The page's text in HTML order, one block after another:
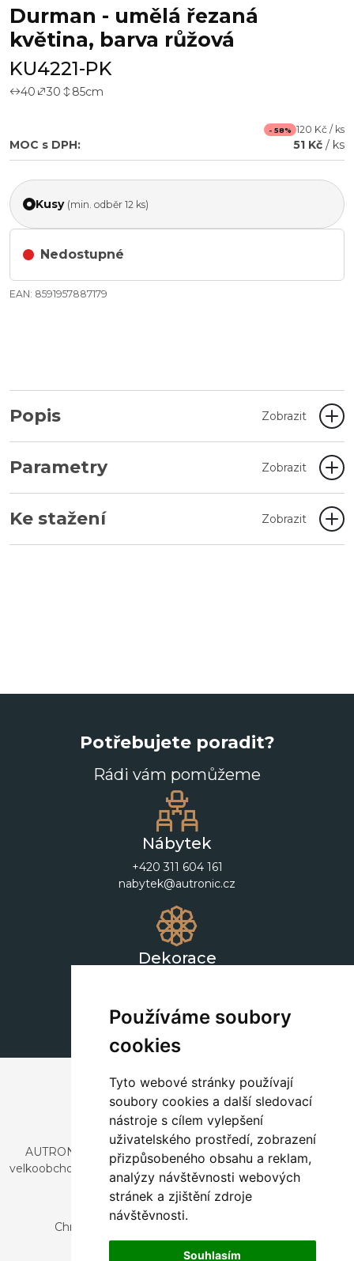
Používáme soubory
cookies
Tyto webové stránky používají
soubory cookies a další sledovací
nástroje s cílem vylepšení
uživatelského prostředí, zobrazení
přizpůsobeného obsahu a reklam,
analýzy návštěvnosti webových
stránek a zjištění zdroje
návštěvnosti.
Souhlasím
Durman - umělá řezaná
květina, barva růžová
KU4221-PK
40 30 85cm
- 58% 120 Kč / ks
MOC s DPH: 51 Kč / ks
Kusy (min. odběr 12 ks)
Nedostupné
EAN: 8591957887179
Popis Zobrazit
Parametry Zobrazit
Ke stažení Zobrazit
Potřebujete poradit?
Rádi vám pomůžeme
Nábytek
+420 311 604 161
nabytek@autronic.cz
Dekorace
AUTRONIC, s.r.o. je společnost zabývající se dovozem a
velkoobchodním prodejem designového i stylového nábytku
a dekorací.
Česká republika
Chrustenice 270, 267 12 Loděnice u Berouna
Slovensko